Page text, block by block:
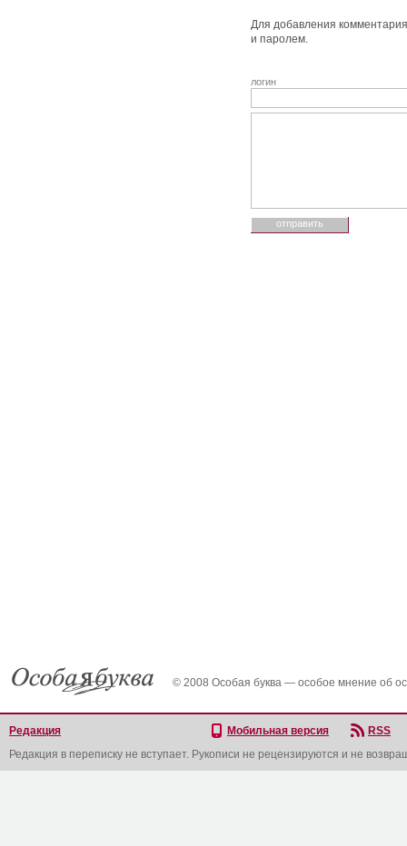
Для добавления
и паролем.
логин
© 2008 Особая буква — особое мнение об
Редакция Мобильная версия
RSS
Редакция в переписку не вступает. Рукописи не рецензируются и не